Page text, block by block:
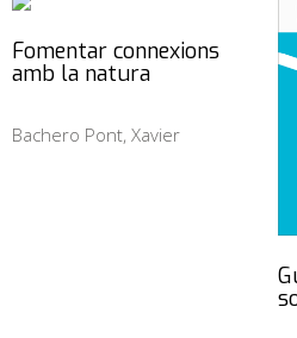
Fomentar connexions
amb la natura
Bachero Pont, Xavier